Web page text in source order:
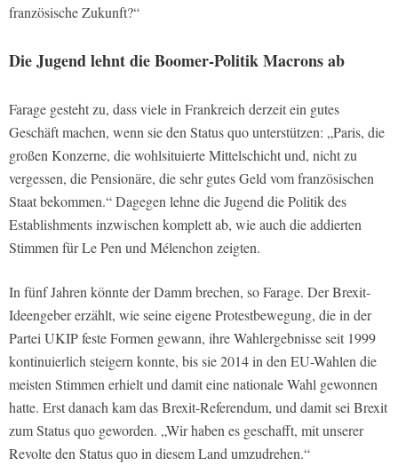
französische Zukunft?“
Die Jugend lehnt die Boomer-Politik Macrons ab
Farage gesteht zu, dass viele in Frankreich derzeit ein gutes
Geschäft machen, wenn sie den Status quo unterstützen: „Paris, die
großen Konzerne, die wohlsituierte Mittelschicht und, nicht zu
vergessen, die Pensionäre, die sehr gutes Geld vom französischen
Staat bekommen.“ Dagegen lehne die Jugend die Politik des
Establishments inzwischen komplett ab, wie auch die addierten
Stimmen für Le Pen und Mélenchon zeigten.
In fünf Jahren könnte der Damm brechen, so Farage. Der Brexit-
Ideengeber erzählt, wie seine eigene Protestbewegung, die in der
Partei UKIP feste Formen gewann, ihre Wahlergebnisse seit 1999
kontinuierlich steigern konnte, bis sie 2014 in den EU-Wahlen die
meisten Stimmen erhielt und damit eine nationale Wahl gewonnen
hatte. Erst danach kam das Brexit-Referendum, und damit sei Brexit
zum Status quo geworden. „Wir haben es geschafft, mit unserer
Revolte den Status quo in diesem Land umzudrehen.“